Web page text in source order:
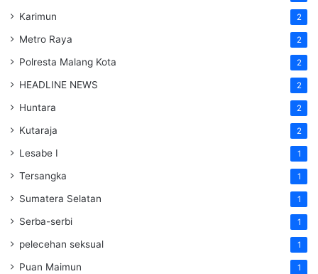
Karimun 2
Metro Raya 2
Polresta Malang Kota 2
HEADLINE NEWS 2
Huntara 2
Kutaraja 2
Lesabe I 1
Tersangka 1
Sumatera Selatan 1
Serba-serbi 1
pelecehan seksual 1
Puan Maimun 1